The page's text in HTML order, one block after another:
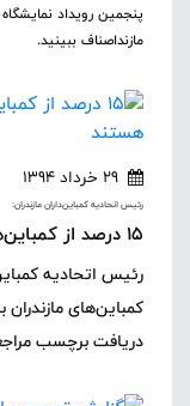
پنجمین رویداد
مازنداصناف ببینید.
29 خرداد 1394
رئيس اتحاديه کمباين‌داران مازندران:
15 درصد از کمباین‌های مازندران بدون برچسب فنی هستند
کمباین‌های
دریافت برچسب